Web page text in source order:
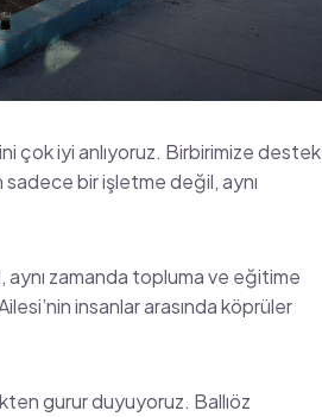
çok iyi anlıyoruz. Birbirimize destek
bir işletme değil, aynı
aynı zamanda topluma ve eğitime
insanlar arasında köprüler
gurur duyuyoruz. Ballıöz